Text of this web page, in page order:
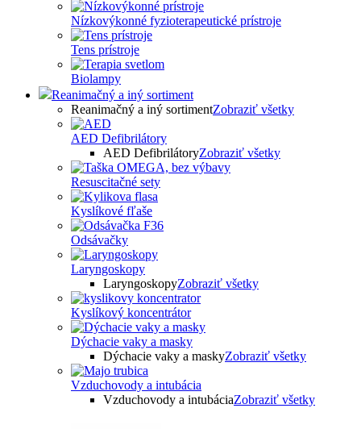
Nízkovýkonné fyzioterapeutické prístroje
Tens prístroje
Biolampy
Reanimačný a iný sortiment
Reanimačný a iný sortimentZobraziť všetky
AED Defibrilátory
AED DefibrilátoryZobraziť všetky
Resuscitačné sety
Kyslíkové fľaše
Odsávačky
Laryngoskopy
LaryngoskopyZobraziť všetky
Kyslíkový koncentrátor
Dýchacie vaky a masky
Dýchacie vaky a maskyZobraziť všetky
Vzduchovody a intubácia
Vzduchovody a intubáciaZobraziť všetky